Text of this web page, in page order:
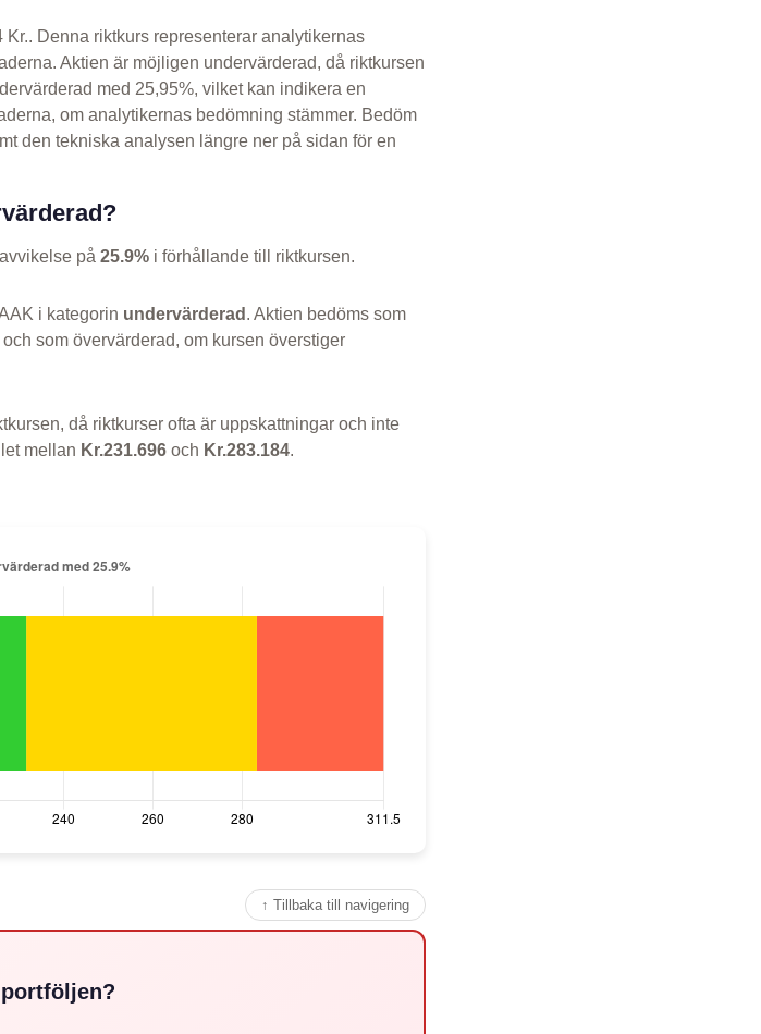
Denna riktkurs representerar analytikernas
Aktien är möjligen undervärderad, då riktkursen
med 25,95%, vilket kan indikera en
om analytikernas bedömning stämmer. Bedöm
den tekniska analysen längre ner på sidan för en
på 25.9% i förhållande till riktkursen.
i kategorin undervärderad . Aktien bedöms som
och som övervärderad, om kursen överstiger
då riktkurser ofta är uppskattningar och inte
mellan Kr.231.696 och Kr.283.184.
↑ Tillbaka till navigering